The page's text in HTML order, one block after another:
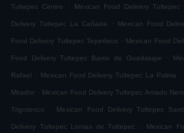
Tultepec Centro . Mexican Food Delivery Tultepec
Delivery Tultepec La Cañada . Mexican Food
Food Delivery Tultepec Tepetlixco . Mexican Food
Food Delivery Tultepec Barrio de Guadalupe .
Rafael . Mexican Food Delivery Tultepec La Palma .
Mirador . Mexican Food Delivery Tultepec Amado
Trigotenco . Mexican Food Delivery Tultepec
Delivery Tultepec Lomas de Tultepec . Mexican